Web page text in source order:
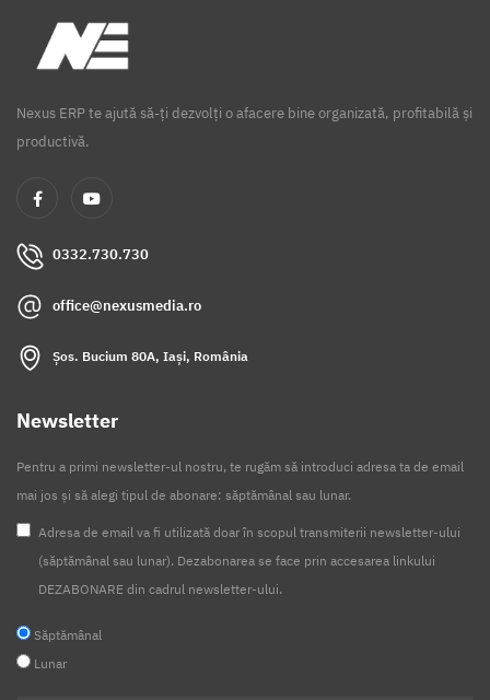
Nexus ERP te ajută să-ți dezvolți o afacere bine organizată, profitabilă și
productivă.
0332.730.730
office@nexusmedia.ro
Șos. Bucium 80A, Iași, România
Newsletter
Pentru a primi newsletter-ul nostru, te rugăm să introduci adresa ta de email
mai jos și să alegi tipul de abonare: săptămânal sau lunar.
Adresa de email va fi utilizată doar în scopul transmiterii newsletter-ului
(săptămânal sau lunar). Dezabonarea se face prin accesarea linkului
DEZABONARE din cadrul newsletter-ului.
Săptămânal
Lunar